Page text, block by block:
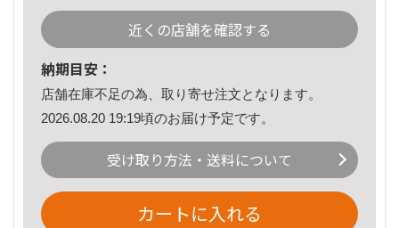
近くの店舗を確認する
納期目安：
店舗在庫不足の為、取り寄せ注文となります。
2026.08.20 19:19頃のお届け予定です。
受け取り方法・送料について
カートに入れる